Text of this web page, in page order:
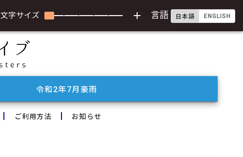
文字サイズ add 言語 日本語 ENGLISH
令和2年7月豪雨
ご利用方法 お知らせ